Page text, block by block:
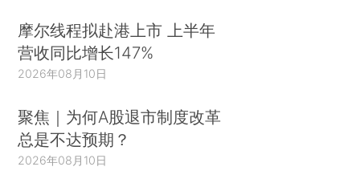
摩尔线程拟赴港上市 上半年
营收同比增长147%
2026年08月10日
聚焦｜为何A股退市制度改革
总是不达预期？
2026年08月10日